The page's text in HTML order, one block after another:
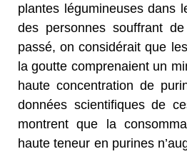
plantes légumineuses dans
des personnes souffrant
passé, on considérait que
la goutte comprenaient un
haute concentration de
données scientifiques de
montrent que la
haute teneur en purines